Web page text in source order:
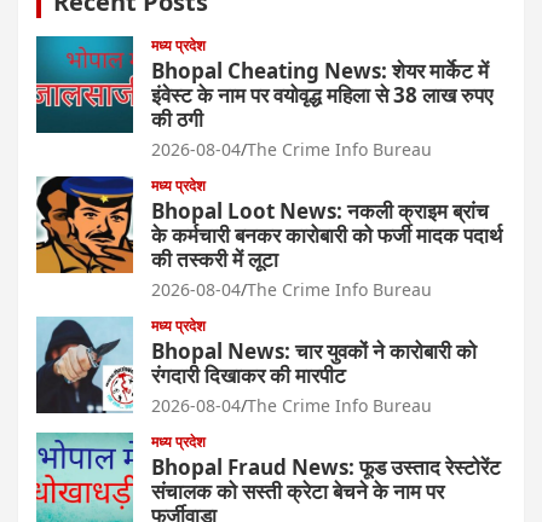
मध्य प्रदेश
Bhopal Cheating News: शेयर मार्केट में
इंवेस्ट के नाम पर वयोवृद्ध महिला से 38 लाख रुपए
की ठगी
2026-08-04 The Crime Info Bureau
मध्य प्रदेश
Bhopal Loot News: नकली क्राइम ब्रांच
के कर्मचारी बनकर कारोबारी को फर्जी मादक पदार्थ
की तस्करी में लूटा
2026-08-04 The Crime Info Bureau
मध्य प्रदेश
Bhopal News: चार युवकों ने कारोबारी को
रंगदारी दिखाकर की मारपीट
2026-08-04 The Crime Info Bureau
मध्य प्रदेश
Bhopal Fraud News: फूड उस्ताद रेस्टोरेंट
संचालक को सस्ती क्रेटा बेचने के नाम पर
फर्जीवाड़ा